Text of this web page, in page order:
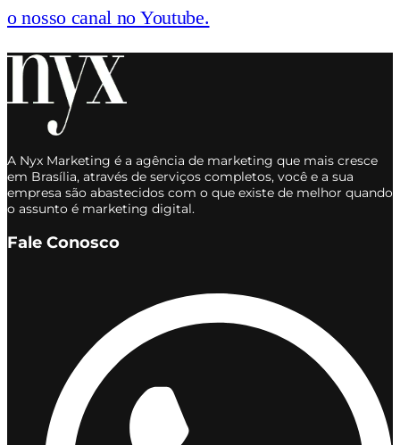
o nosso canal no Youtube.
A Nyx Marketing é a agência de marketing que mais cresce
em Brasília, através de serviços completos, você e a sua
empresa são abastecidos com o que existe de melhor quando
o assunto é marketing digital.
Fale Conosco